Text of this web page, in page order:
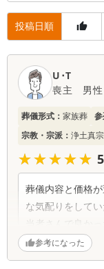
投稿日順
口
U･T
喪主
男性
葬儀形式： 家族葬
宗教・宗派： 浄土真宗
★★★★★
★★★★★
葬儀内容と価格
な気配りをして
参考になった